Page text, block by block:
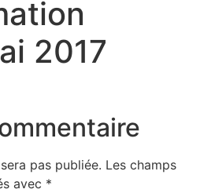
2017
pas publiée. Les champs
avec *